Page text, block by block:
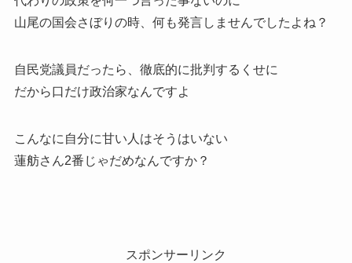
山尾の国会さぼりの時、何も発言しませんでしたよね？
自民党議員だったら、徹底的に批判するくせに
だから口だけ政治家なんですよ
こんなに自分に甘い人はそうはいない
蓮舫さん2番じゃだめなんですか？
スポンサーリンク